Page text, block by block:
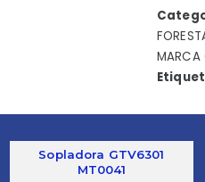
MARCA
Sopladora GTV6301
MT0041